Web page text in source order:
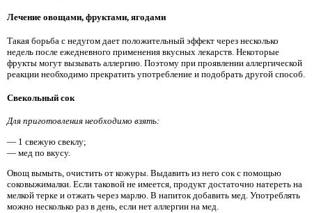
Лечение овощами, фруктами, ягодами
Такая борьба с недугом дает положительный эффект через несколько
недель после ежедневного применения вкусных лекарств. Некоторые
фрукты могут вызывать аллергию. Поэтому при проявлении аллергической
реакции необходимо прекратить употребление и подобрать другой способ.
Свекольный сок
Для приготовления необходимо взять:
— 1 свежую свеклу;
— мед по вкусу.
Овощ вымыть, очистить от кожуры. Выдавить из него сок с помощью
соковыжималки. Если таковой не имеется, продукт достаточно натереть на
мелкой терке и отжать через марлю. В напиток добавить мед. Употреблять
можно несколько раз в день, если нет аллергии на мед.